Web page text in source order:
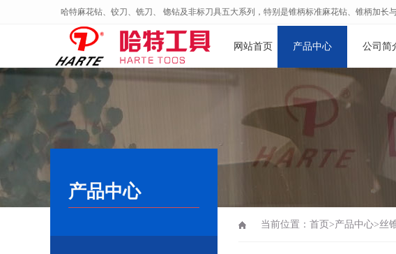
哈特麻花钻、铰刀、铣刀、 锪钻及非标刀具五大系列，特别是锥柄标准麻花钻、锥柄加长
网站首页 产品中心 公司简
产品中心
当前位置： 首页 >产品中心>丝